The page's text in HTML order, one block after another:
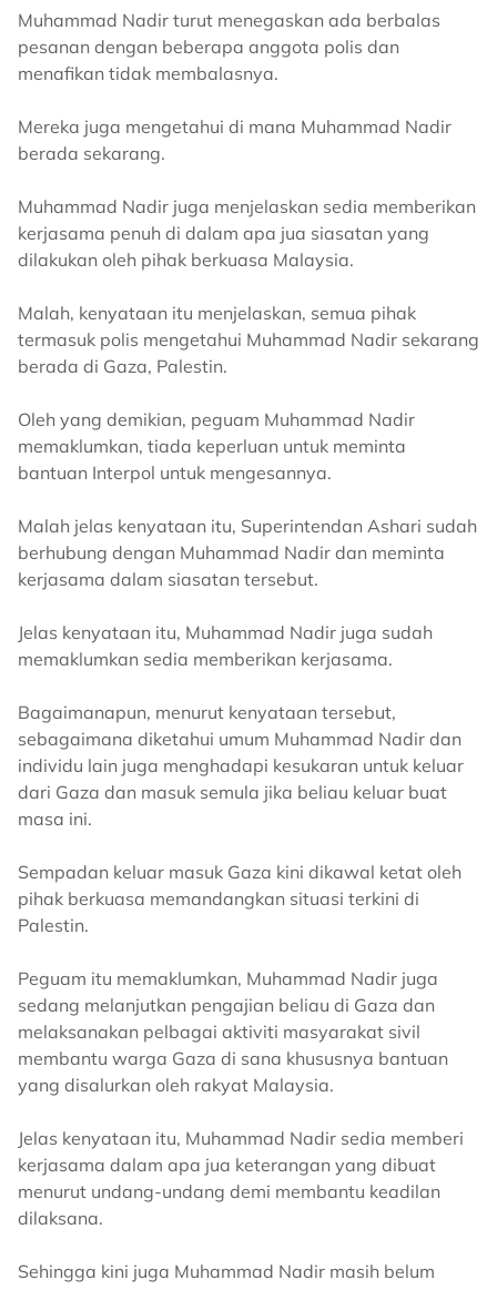
Muhammad Nadir turut menegaskan ada berbalas
pesanan dengan beberapa anggota polis dan
menafikan tidak membalasnya.
Mereka juga mengetahui di mana Muhammad Nadir
berada sekarang.
Muhammad Nadir juga menjelaskan sedia memberikan
kerjasama penuh di dalam apa jua siasatan yang
dilakukan oleh pihak berkuasa Malaysia.
Malah, kenyataan itu menjelaskan, semua pihak
termasuk polis mengetahui Muhammad Nadir sekarang
berada di Gaza, Palestin.
Oleh yang demikian, peguam Muhammad Nadir
memaklumkan, tiada keperluan untuk meminta
bantuan Interpol untuk mengesannya.
Malah jelas kenyataan itu, Superintendan Ashari sudah
berhubung dengan Muhammad Nadir dan meminta
kerjasama dalam siasatan tersebut.
Jelas kenyataan itu, Muhammad Nadir juga sudah
memaklumkan sedia memberikan kerjasama.
Bagaimanapun, menurut kenyataan tersebut,
sebagaimana diketahui umum Muhammad Nadir dan
individu lain juga menghadapi kesukaran untuk keluar
dari Gaza dan masuk semula jika beliau keluar buat
masa ini.
Sempadan keluar masuk Gaza kini dikawal ketat oleh
pihak berkuasa memandangkan situasi terkini di
Palestin.
Peguam itu memaklumkan, Muhammad Nadir juga
sedang melanjutkan pengajian beliau di Gaza dan
melaksanakan pelbagai aktiviti masyarakat sivil
membantu warga Gaza di sana khususnya bantuan
yang disalurkan oleh rakyat Malaysia.
Jelas kenyataan itu, Muhammad Nadir sedia memberi
kerjasama dalam apa jua keterangan yang dibuat
menurut undang-undang demi membantu keadilan
dilaksana.
Sehingga kini juga Muhammad Nadir masih belum